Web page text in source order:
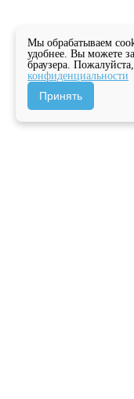
Мы обрабатываем
удобнее. Вы можете
браузера.
конфиденциальности
Принять